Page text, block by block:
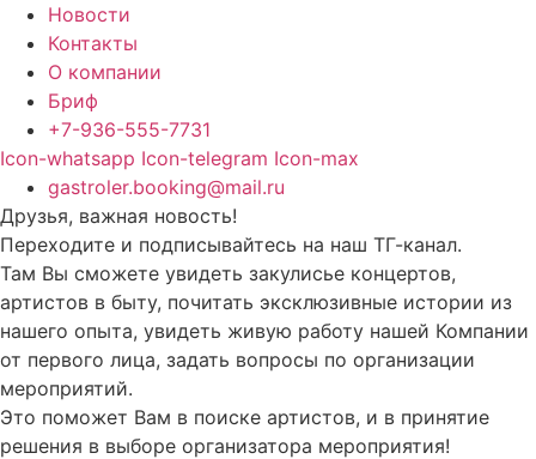
Новости
Контакты
О компании
Бриф
+7-936-555-7731
Icon-whatsapp Icon-telegram Icon-max
gastroler.booking@mail.ru
Друзья, важная новость!
Переходите и подписывайтесь на наш ТГ-канал.
Там Вы сможете увидеть закулисье концертов,
артистов в быту, почитать эксклюзивные истории из
нашего опыта, увидеть живую работу нашей Компании
от первого лица, задать вопросы по организации
мероприятий.
Это поможет Вам в поиске артистов, и в принятие
решения в выборе организатора мероприятия!